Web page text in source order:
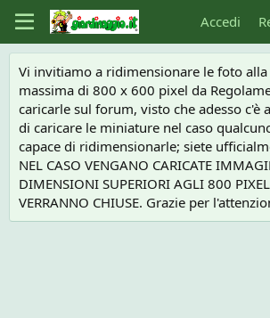
Accedi
Vi invitiamo a ridimensionare le foto alla
massima di 800 x 600 pixel da
caricarle sul forum, visto che adesso c'è
di caricare le miniature nel caso
capace di ridimensionarle; siete
NEL CASO VENGANO CARICATE
DIMENSIONI SUPERIORI AGLI 800
VERRANNO CHIUSE. Grazie per